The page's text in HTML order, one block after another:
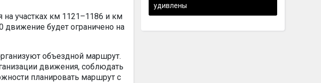
участках км 1121–1186 и км
движение будет ограничено на
объездной маршрут.
движения, соблюдать
планировать маршрут с
удивлены